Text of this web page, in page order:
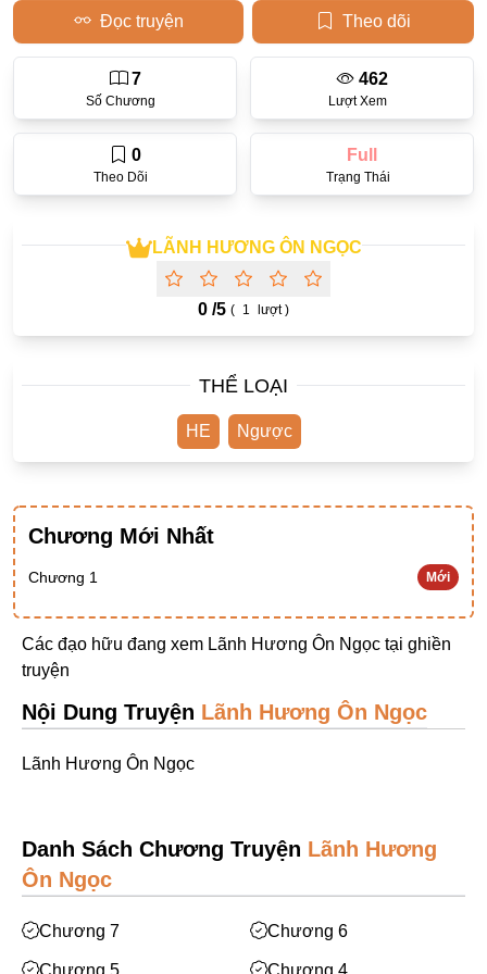
Thanh Xuân Vườn Trường
Cưới Trước Yêu Sau
Đam Mỹ
Dị Năng
Ngược Nam
Tiên Hiệp
Khác
Cường Thủ Hào Đoạt
Trinh Thám
OE
Bình Luận Cốt Truyện
SE
LÃNH HƯƠNG ÔN NGỌC
0 /5 ( 1 lượt )
Số Chương
7
Lượt Xem
462
Theo Dõi
0
Trạng Thái
Full
THỂ LOẠI
HE Ngược
Đọc truyện Theo dõi
Chương Mới Nhất
Chương 1 Mới
Các đạo hữu đang xem Lãnh Hương Ôn Ngọc tại ghiền
truyện
Nội Dung Truyện Lãnh Hương Ôn Ngọc
Lãnh Hương Ôn Ngọc
Danh Sách Chương Truyện Lãnh Hương
Ôn Ngọc
Chương 7 Chương 6
Chương 5 Chương 4